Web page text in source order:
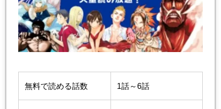
無料で読める話数 1話～6話